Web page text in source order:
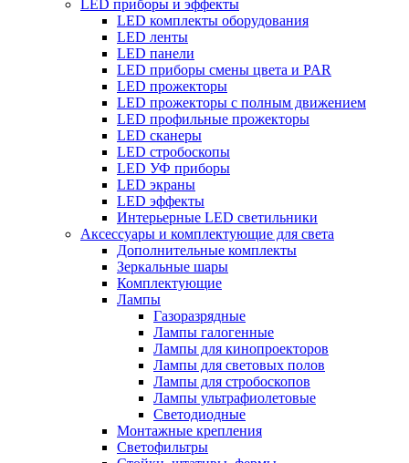
LED приборы и эффекты
LED комплекты оборудования
LED ленты
LED панели
LED приборы смены цвета и PAR
LED прожекторы
LED прожекторы с полным движением
LED профильные прожекторы
LED сканеры
LED стробоскопы
LED УФ приборы
LED экраны
LED эффекты
Интерьерные LED светильники
Аксессуары и комплектующие для света
Дополнительные комплекты
Зеркальные шары
Комплектующие
Лампы
Газоразрядные
Лампы галогенные
Лампы для кинопроекторов
Лампы для световых полов
Лампы для стробоскопов
Лампы ультрафиолетовые
Светодиодные
Монтажные крепления
Светофильтры